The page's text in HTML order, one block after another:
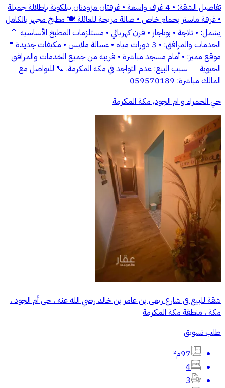
تفاصيل الشقة: • 4 غرف واسعة • غرفتان مزودتان ببلكونة بإطلالة جميلة
• غرفة ماستر بحمام خاص • صالة مريحة للعائلة 🍽️ مطبخ مجهز بالكامل
يشمل: • ثلاجة • بوتاجاز • فرن كهربائي • مستلزمات المطبخ الأساسية 🚿
الخدمات والمرافق: • 3 دورات مياه • غسالة ملابس • مكيفات جديدة 📍
موقع مميز: • أمام مسجد مباشرة • قريبة من جميع الخدمات والمرافق
الحيوية 🔹 سبب البيع: عدم التواجد في مكة المكرمة. 📞 للتواصل مع
المالك مباشرة: 059570189
حي الحمراء و ام الجود, مكة المكرمة
شقة للبيع في شارع ربعي بن عامر بن خالد رضي الله عنه ، حي أم الجود ،
مكة ، منطقة مكة المكرمة
طلب تسويق
97م²
4
3